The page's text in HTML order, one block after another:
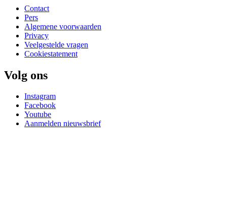
Contact
Pers
Algemene voorwaarden
Privacy
Veelgestelde vragen
Cookiestatement
Volg ons
Instagram
Facebook
Youtube
Aanmelden nieuwsbrief